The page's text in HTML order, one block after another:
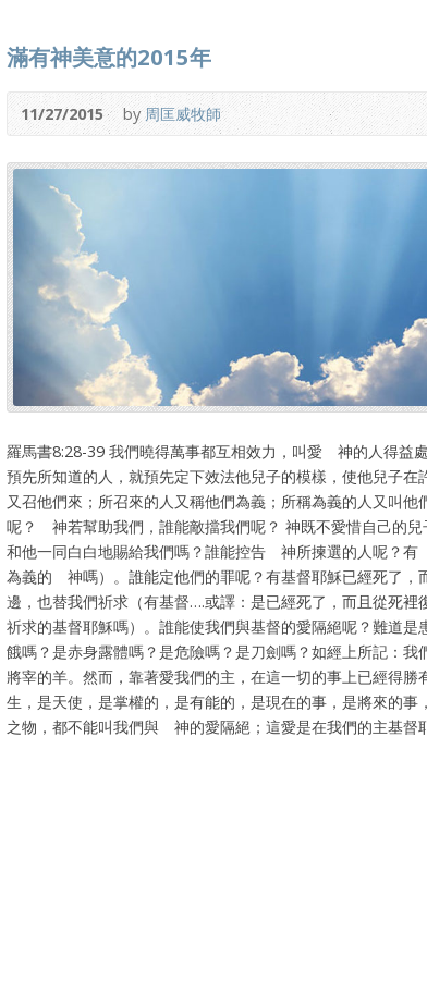
滿有神美意的2015年
11/27/2015 by周匡威牧師
羅馬書8:28-39 我們曉得萬事都互相效力，叫愛 神的人得益
預先所知道的人，就預先定下效法他兒子的模樣，使他兒子在
又召他們來；所召來的人又稱他們為義；所稱為義的人又叫
呢？ 神若幫助我們，誰能敵擋我們呢？ 神既不愛惜自己的
和他一同白白地賜給我們嗎？誰能控告 神所揀選的人呢？
為義的 神嗎）。誰能定他們的罪呢？有基督耶穌已經死了
邊，也替我們祈求（有基督….或譯：是已經死了，而且從死
祈求的基督耶穌嗎）。誰能使我們與基督的愛隔絕呢？難道是
餓嗎？是赤身露體嗎？是危險嗎？是刀劍嗎？如經上所記：我
將宰的羊。然而，靠著愛我們的主，在這一切的事上已經得勝
生，是天使，是掌權的，是有能的，是現在的事，是將來的事
之物，都不能叫我們與 神的愛隔絕；這愛是在我們的主基督